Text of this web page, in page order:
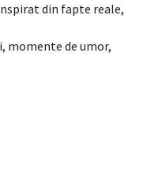
din fapte reale,
momente de umor,